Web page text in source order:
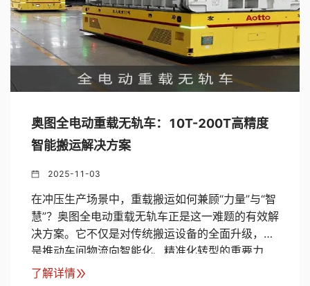
奥图全电动重载无轨车：10T-200T高精度
智能搬运解决方案
2025-11-03
在冲压生产场景中，重载搬运如何兼顾“力量”与“智
慧”？奥图全电动重载无轨车正是这一难题的有效解
决方案。它不仅是对传统搬运设备的全面升级，更
是推动车间物流向智能化、精准化转型的重要力
量。
了解详情